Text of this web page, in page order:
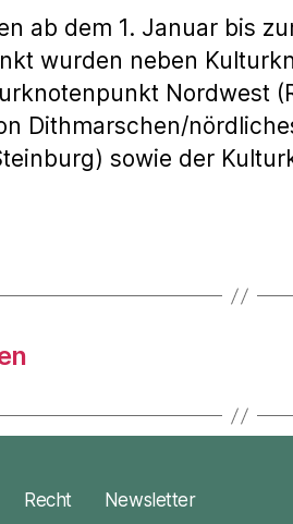
ab dem 1. Januar bis
wurden neben
Nordwest
Dithmarschen/
sowie der
Recht Newsletter